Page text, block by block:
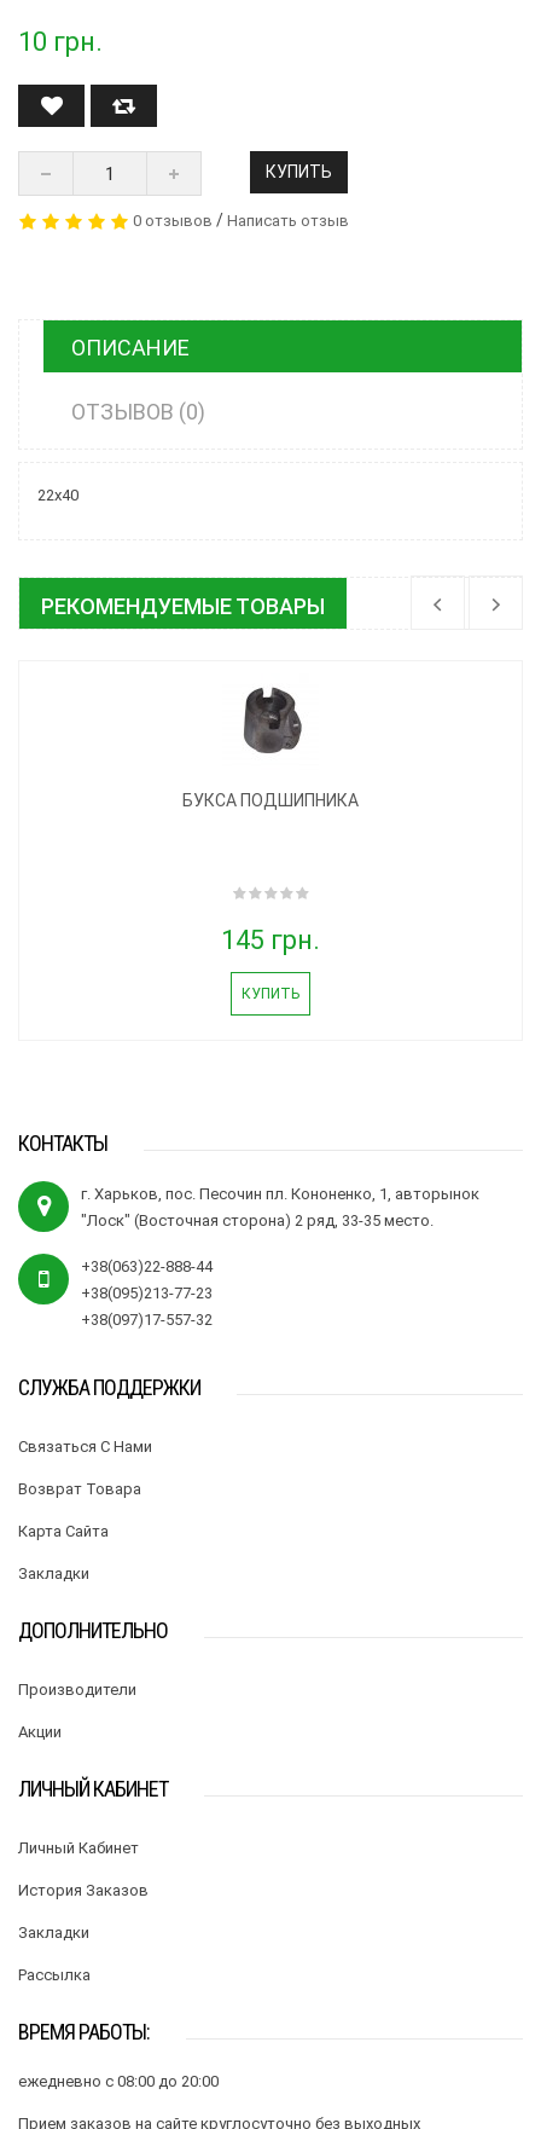
10 грн.
КУПИТЬ
0 отзывов / Написать отзыв
ОПИСАНИЕ
ОТЗЫВОВ (0)
22х40
РЕКОМЕНДУЕМЫЕ ТОВАРЫ
БУКСА ПОДШИПНИКА
145 грн.
КУПИТЬ
КОНТАКТЫ
г. Харьков, пос. Песочин пл. Кононенко, 1, авторынок
"Лоск" (Восточная сторона) 2 ряд, 33-35 место.
+38(063)22-888-44
+38(095)213-77-23
+38(097)17-557-32
СЛУЖБА ПОДДЕРЖКИ
Связаться С Нами
Возврат Товара
Карта Сайта
Закладки
ДОПОЛНИТЕЛЬНО
Производители
Акции
ЛИЧНЫЙ КАБИНЕТ
Личный Кабинет
История Заказов
Закладки
Рассылка
ВРЕМЯ РАБОТЫ:
ежедневно с 08:00 до 20:00
Прием заказов на сайте круглосуточно без выходных